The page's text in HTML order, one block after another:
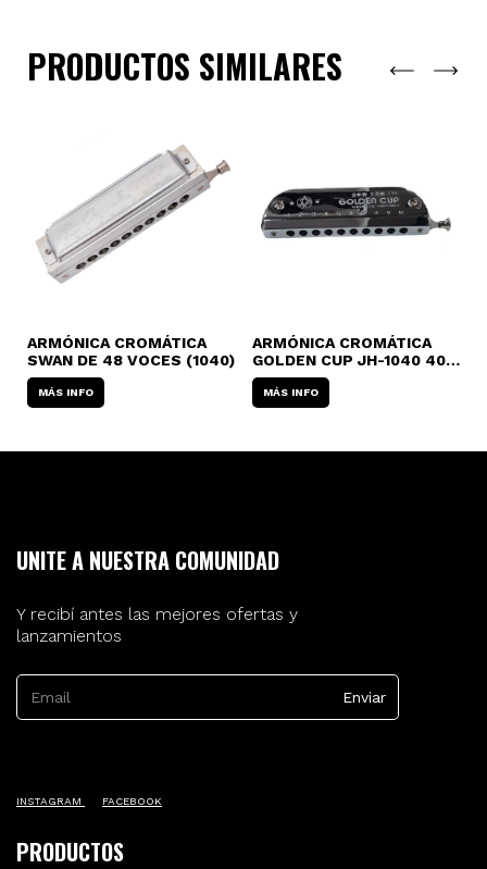
PRODUCTOS SIMILARES
ARMÓNICA CROMÁTICA
SWAN DE 48 VOCES (1040)
MÁS INFO
ARMÓNICA CROMÁTICA
GOLDEN CUP JH-1040 40
VOCES
MÁS INFO
UNITE A NUESTRA COMUNIDAD
Y recibí antes las mejores ofertas y
lanzamientos
INSTAGRAM FACEBOOK
PRODUCTOS